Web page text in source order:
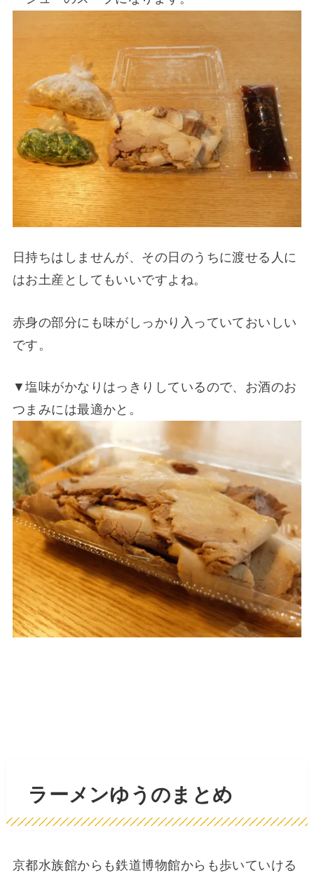
日持ちはしませんが、その日のうちに渡せる人に
はお土産としてもいいですよね。
赤身の部分にも味がしっかり入っていておいしい
です。
▼塩味がかなりはっきりしているので、お酒のお
つまみには最適かと。
ラーメンゆうのまとめ
京都水族館からも鉄道博物館からも歩いていける